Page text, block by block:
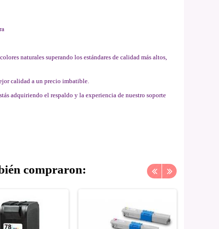
naturales superando los estándares de calidad más altos,
calidad a un precio imbatible.
adquiriendo el respaldo y la experiencia de nuestro soporte
compraron: